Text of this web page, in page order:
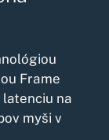
Frame
na
myši v